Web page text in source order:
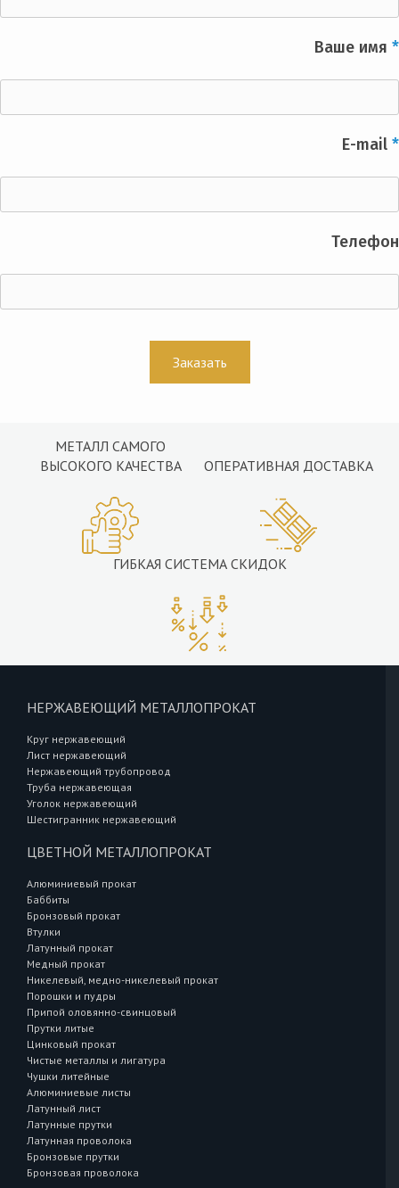
Ваше имя *
E-mail *
Телефон
МЕТАЛЛ САМОГО
ВЫСОКОГО КАЧЕСТВА
ОПЕРАТИВНАЯ ДОСТАВКА
ГИБКАЯ СИСТЕМА СКИДОК
НЕРЖАВЕЮЩИЙ МЕТАЛЛОПРОКАТ
Круг нержавеющий
Лист нержавеющий
Нержавеющий трубопровод
Труба нержавеющая
Уголок нержавеющий
Шестигранник нержавеющий
ЦВЕТНОЙ МЕТАЛЛОПРОКАТ
Алюминиевый прокат
Баббиты
Бронзовый прокат
Втулки
Латунный прокат
Медный прокат
Никелевый, медно-никелевый прокат
Порошки и пудры
Припой оловянно-свинцовый
Прутки литые
Цинковый прокат
Чистые металлы и лигатура
Чушки литейные
Алюминиевые листы
Латунный лист
Латунные прутки
Латунная проволока
Бронзовые прутки
Бронзовая проволока